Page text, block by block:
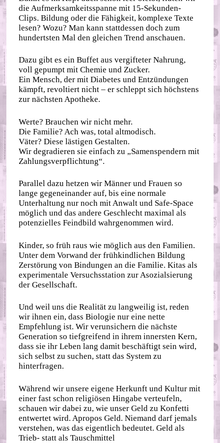
die Aufmerksamkeitsspanne mit 15-Sekunden-
Clips. Bildung oder die Fähigkeit, komplexe Texte
lesen? Wozu? Man kann stattdessen doch zum
hundertsten Mal den gleichen Trend anschauen.
Dazu gibt es ein Buffet aus vergifteter Nahrung,
voll gepumpt mit Chemie und Zucker.
Ein Mensch, der mit Diabetes und Entzündungen
kämpft, revoltiert nicht – er schleppt sich höchstens
zur nächsten Apotheke.
Werte? Brauchen wir nicht mehr.
Die Familie? Ach was, total altmodisch.
Väter? Diese lästigen Gestalten.
Wir degradieren sie einfach zu „Samenspendern mit
Zahlungsverpflichtung“.
Parallel dazu hetzen wir Männer und Frauen so
lange gegeneinander auf, bis eine normale
Unterhaltung nur noch mit Anwalt und Safe-Space
möglich und das andere Geschlecht maximal als
potenzielles Feindbild wahrgenommen wird.
Kinder, so früh raus wie möglich aus den Familien.
Unter dem Vorwand der frühkindlichen Bildung
Zerstörung von Bindungen an die Familie. Kitas als
experimentale Versuchsstation zur Asozialsierung
der Gesellschaft.
Und weil uns die Realität zu langweilig ist, reden
wir ihnen ein, dass Biologie nur eine nette
Empfehlung ist. Wir verunsichern die nächste
Generation so tiefgreifend in ihrem innersten Kern,
dass sie ihr Leben lang damit beschäftigt sein wird,
sich selbst zu suchen, statt das System zu
hinterfragen.
Während wir unsere eigene Herkunft und Kultur mit
einer fast schon religiösen Hingabe verteufeln,
schauen wir dabei zu, wie unser Geld zu Konfetti
entwertet wird. Apropos Geld. Niemand darf jemals
verstehen, was das eigentlich bedeutet. Geld als
Trieb- statt als Tauschmittel